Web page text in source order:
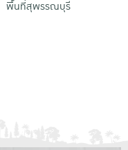
พื้นที่สุพรรณบุรี